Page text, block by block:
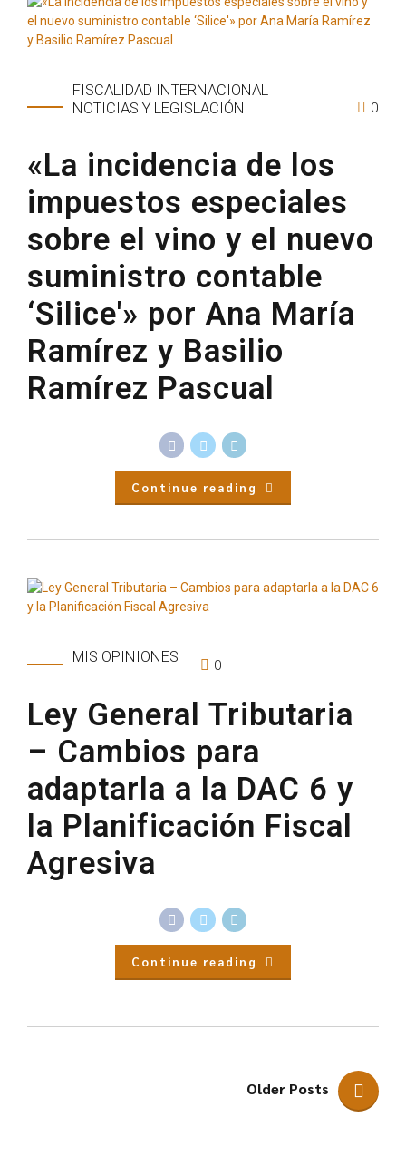
FISCALIDAD INTERNACIONAL
NOTICIAS Y LEGISLACIÓN
0
«La incidencia de los
impuestos especiales
sobre el vino y el nuevo
suministro contable
‘Silice'» por Ana María
Ramírez y Basilio
Ramírez Pascual
Continue reading
MIS OPINIONES 0
Ley General Tributaria
– Cambios para
adaptarla a la DAC 6 y
la Planificación Fiscal
Agresiva
Continue reading
Older Posts